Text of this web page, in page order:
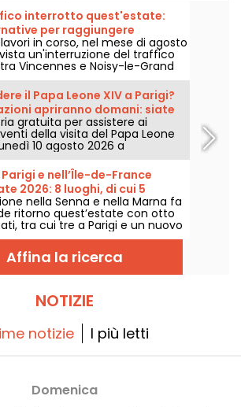
interrotto quest'estate:
per raggiungere
Paris?in corso, nel mese di agosto
un'interruzione del traffico
tra Vincennes e Noisy-le-Grand
Allora, quali sono le alternative
in mezzi pubblici il parco
Vi rispondiamo.
il Papa Leone XIV a Parigi?
apriranno domani: siate
gratuita per assistere ai
della visita del Papa Leone
10 agosto 2026 a
Piattaforma di iscrizione,
senza prenotazione:
che bisogna sapere prima di
un posto.
e nell’Île-de-France
2026: 8 luoghi, di cui 5
la Senna e la Marna
nella Senna e nella Marna fa
ritorno quest’estate con otto
tra cui tre a Parigi e un nuovo
proprio in Seine-Saint-
a partire dal 20 giugno
dal 4 luglio per gli altri, fino al
2026.
Affina la ricerca
NOTIZIE
notizie I più letti
Domenica